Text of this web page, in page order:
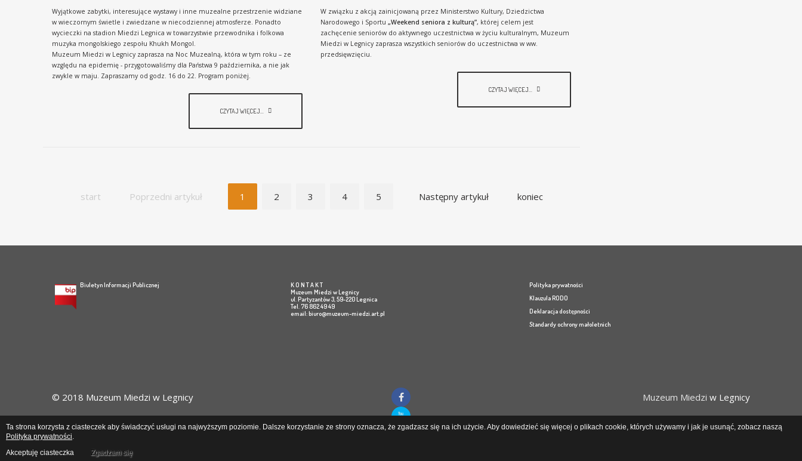
Wyjątkowe zabytki, interesujące wystawy i inne muzealne przestrzenie widziane
w wieczornym świetle i zwiedzane w niecodziennej atmosferze. Ponadto
wycieczki na stadion Miedzi Legnica w towarzystwie przewodnika i folkowa
muzyka mongolskiego zespołu Khukh Mongol.
Muzeum Miedzi w Legnicy zaprasza na Noc Muzealną, która w tym roku – ze
względu na epidemię - przygotowaliśmy dla Państwa 9 października, a nie jak
zwykle w maju. Zapraszamy od godz. 16 do 22. Program poniżej.
CZYTAJ WIĘCEJ...
W związku z akcją zainicjowaną przez Ministerstwo Kultury, Dziedzictwa
Narodowego i Sportu „Weekend seniora z kulturą”, której celem jest
zachęcenie seniorów do aktywnego uczestnictwa w życiu kulturalnym, Muzeum
Miedzi w Legnicy zaprasza wszystkich seniorów do uczestnictwa w ww.
przedsięwzięciu.
CZYTAJ WIĘCEJ...
start Poprzedni artykuł 1 2 3 4 5 Następny artykuł koniec
Biuletyn Informacji Publicznej
K O N T A K T
Muzeum Miedzi w Legnicy
ul. Partyzantów 3, 59-220 Legnica
Tel. 76 862 49 49
email:biuro@muzeum-miedzi.art.pl
Polityka prywatności
Klauzula RODO
Deklaracja dostępności
Standardy ochrony małoletnich
© 2018 Muzeum Miedzi w Legnicy Muzeum Miedzi w Legnicy
Ta strona korzysta z ciasteczek aby świadczyć usługi na najwyższym poziomie. Dalsze korzystanie ze strony oznacza, że zgadzasz się na ich użycie. Aby dowiedzieć się więcej o plikach cookie, których używamy i jak je usunąć, zobacz naszą
Polityka prywatności.
Akceptuję ciasteczka
Zgadzam się